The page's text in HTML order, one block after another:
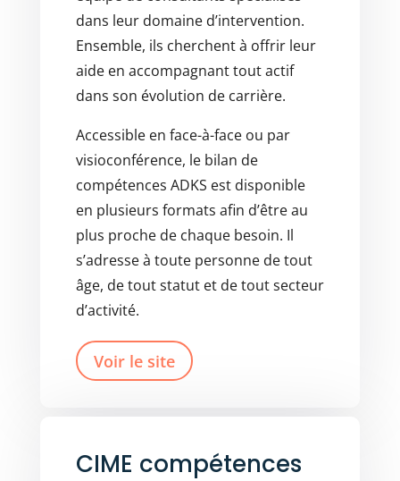
dans leur domaine d’intervention.
Ensemble, ils cherchent à offrir leur
aide en accompagnant tout actif
dans son évolution de carrière.
Accessible en face-à-face ou par
visioconférence, le bilan de
compétences ADKS est disponible
en plusieurs formats afin d’être au
plus proche de chaque besoin. Il
s’adresse à toute personne de tout
âge, de tout statut et de tout secteur
d’activité.
Voir le site
CIME compétences